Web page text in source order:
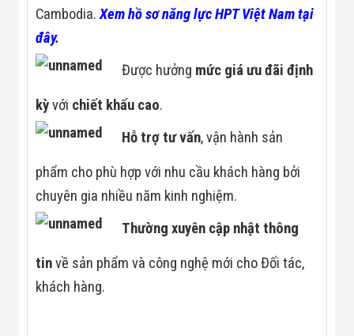
Cambodia.Xem hồ sơ năng lực HPT Việt Nam tại
đây.
Được hưởng mức giá ưu đãi định
kỳvới chiết khấu cao.
Hỗ trợ tư vấn, vận hành sản
phẩm cho phù hợp với nhu cầu khách hàng bởi
chuyên gia nhiều năm kinh nghiệm.
Thường xuyên cập nhật thông
tinvề sản phẩm và công nghệ mới cho Đối tác,
khách hàng.